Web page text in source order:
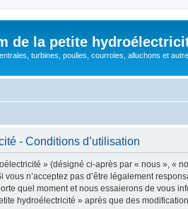
de la petite
turbines, poulies, courroies, alluchons et
- Conditions d’utilisation
» (désigné ci-après par « nous », «
n’acceptez pas d’être légalement
quel moment et nous essaierons de vous
hydroélectricité » après que des